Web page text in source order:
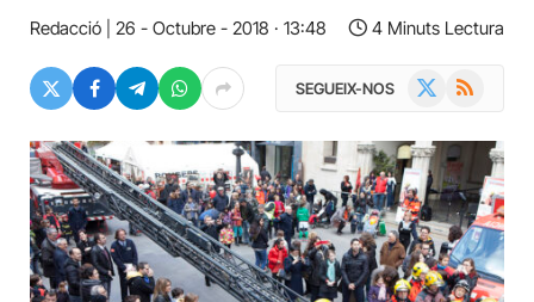
Redacció 26 - Octubre - 2018 · 13:48 4 Minuts Lectura
SEGUEIX-NOS RSS